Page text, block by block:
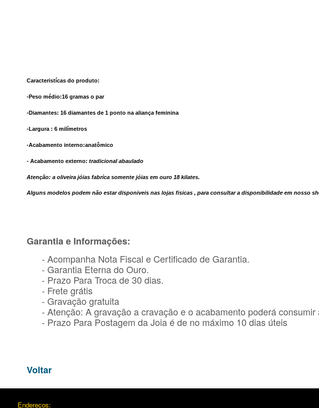
Caracteristícas do produto:
-Peso médio:16 gramas o par
-Diamantes: 16 diamantes de 1 ponto na aliança feminina
-Largura : 6 milímetros
-Acabamento interno:anatômico
- Acabamento externo: tradicional abaulado
Atenção: a oliveira jóias fabríca somente jóias em ouro 18 kilates.
Alguns modelos podem não estar disponiveis nas lojas fisicas , para consultar a disponibilidade em nosso
Garantia e Informações:
- Acompanha Nota Fiscal e Certificado de Garantia.
- Garantia Eterna do Ouro.
- Prazo Para Troca de 30 dias.
- Frete grátis
- Gravação gratuita
- Atenção: A gravação a cravação e o acabamento poderá
- Prazo Para Postagem da Joia é de no máximo 10 dias úteis
Voltar
Endereços: